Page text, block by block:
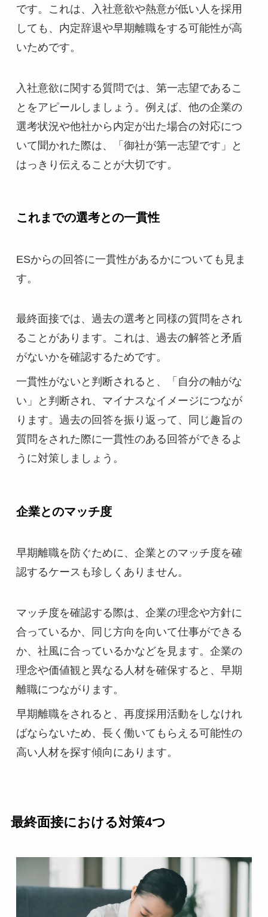
です。これは、入社意欲や熱意が低い人を採用
しても、内定辞退や早期離職をする可能性が高
いためです。
入社意欲に関する質問では、第一志望であるこ
とをアピールしましょう。例えば、他の企業の
選考状況や他社から内定が出た場合の対応につ
いて聞かれた際は、「御社が第一志望です」と
はっきり伝えることが大切です。
これまでの選考との一貫性
ESからの回答に一貫性があるかについても見ま
す。
最終面接では、過去の選考と同様の質問をされ
ることがあります。これは、過去の解答と矛盾
がないかを確認するためです。
一貫性がないと判断されると、「自分の軸がな
い」と判断され、マイナスなイメージにつなが
ります。過去の回答を振り返って、同じ趣旨の
質問をされた際に一貫性のある回答ができるよ
うに対策しましょう。
企業とのマッチ度
早期離職を防ぐために、企業とのマッチ度を確
認するケースも珍しくありません。
マッチ度を確認する際は、企業の理念や方針に
合っているか、同じ方向を向いて仕事ができる
か、社風に合っているかなどを見ます。企業の
理念や価値観と異なる人材を確保すると、早期
離職につながります。
早期離職をされると、再度採用活動をしなけれ
ばならないため、長く働いてもらえる可能性の
高い人材を探す傾向にあります。
最終面接における対策4つ